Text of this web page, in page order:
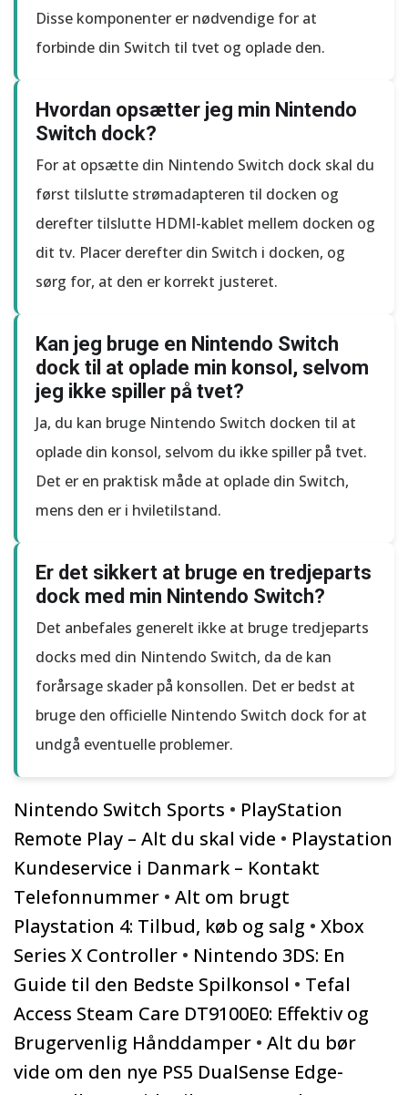
Disse komponenter er nødvendige for at
forbinde din Switch til tvet og oplade den.
Hvordan opsætter jeg min Nintendo
Switch dock?
For at opsætte din Nintendo Switch dock skal du
først tilslutte strømadapteren til docken og
derefter tilslutte HDMI-kablet mellem docken og
dit tv. Placer derefter din Switch i docken, og
sørg for, at den er korrekt justeret.
Kan jeg bruge en Nintendo Switch
dock til at oplade min konsol, selvom
jeg ikke spiller på tvet?
Ja, du kan bruge Nintendo Switch docken til at
oplade din konsol, selvom du ikke spiller på tvet.
Det er en praktisk måde at oplade din Switch,
mens den er i hviletilstand.
Er det sikkert at bruge en tredjeparts
dock med min Nintendo Switch?
Det anbefales generelt ikke at bruge tredjeparts
docks med din Nintendo Switch, da de kan
forårsage skader på konsollen. Det er bedst at
bruge den officielle Nintendo Switch dock for at
undgå eventuelle problemer.
Nintendo Switch Sports • PlayStation
Remote Play – Alt du skal vide • Playstation
Kundeservice i Danmark – Kontakt
Telefonnummer • Alt om brugt
Playstation 4: Tilbud, køb og salg • Xbox
Series X Controller • Nintendo 3DS: En
Guide til den Bedste Spilkonsol • Tefal
Access Steam Care DT9100E0: Effektiv og
Brugervenlig Hånddamper • Alt du bør
vide om den nye PS5 DualSense Edge-